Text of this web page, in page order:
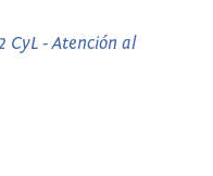
CyL - Atención al